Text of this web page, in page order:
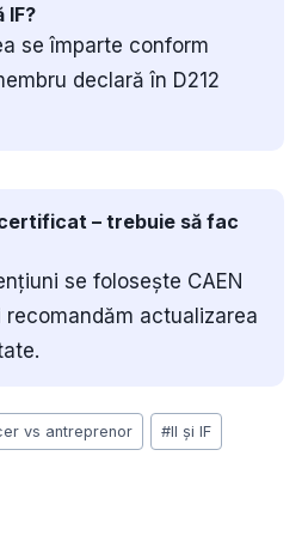
IF?
se împarte conform
declară în D212
certificat – trebuie să fac
se folosește CAEN
recomandăm actualizarea
vs antreprenor #II și IF